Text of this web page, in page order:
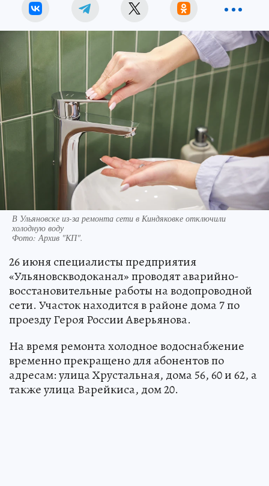
В Ульяновске из-за ремонта сети в Киндяковке отключили
холодную воду
Фото: Архив "КП".
26 июня специалисты предприятия
«Ульяновскводоканал» проводят аварийно-
восстановительные работы на водопроводной
сети. Участок находится в районе дома 7 по
проезду Героя России Аверьянова.
На время ремонта холодное водоснабжение
временно прекращено для абонентов по
адресам: улица Хрустальная, дома 56, 60 и 62, а
также улица Варейкиса, дом 20.